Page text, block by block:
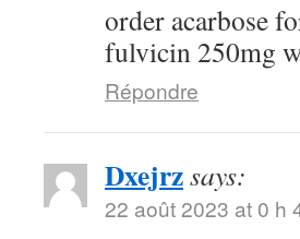
order acarbose
fulvicin 250mg
Répondre
Dxejrzsays:
22 août 2023 at 0 h